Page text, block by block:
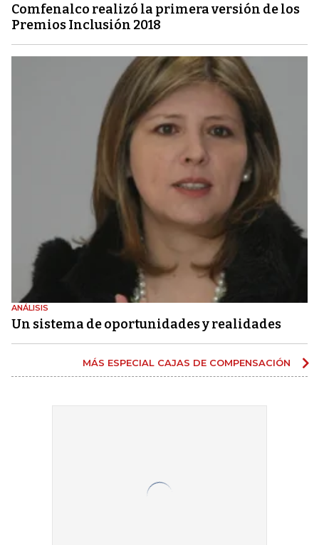
Comfenalco realizó la primera versión de los
Premios Inclusión 2018
ANÁLISIS
Un sistema de oportunidades y realidades
MÁS ESPECIAL CAJAS DE COMPENSACIÓN